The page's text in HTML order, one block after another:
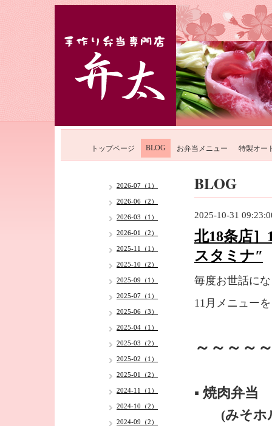
トップページ BLOG お弁当メニュー 特製オー
BLOG
2025-10-31
北18条店
スタミナ″
毎度お世話に
11月メニュー
～～～～
▪️ 焼肉弁当
(みそホル
2026-07（1）
2026-06（2）
2026-03（1）
2026-01（2）
2025-11（1）
2025-10（2）
2025-09（1）
2025-07（1）
2025-06（3）
2025-04（1）
2025-03（2）
2025-02（1）
2025-01（2）
2024-11（1）
2024-10（2）
2024-09（2）